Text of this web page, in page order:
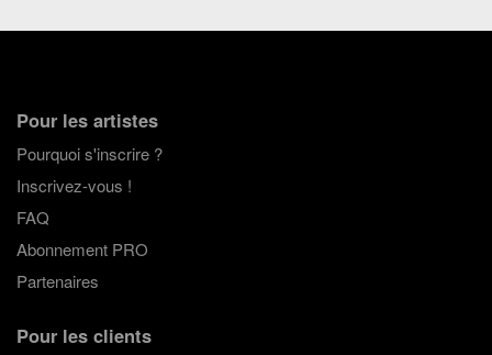
Pour les artistes
Pourquoi s'inscrire ?
Inscrivez-vous !
FAQ
Abonnement PRO
Partenaires
Pour les clients